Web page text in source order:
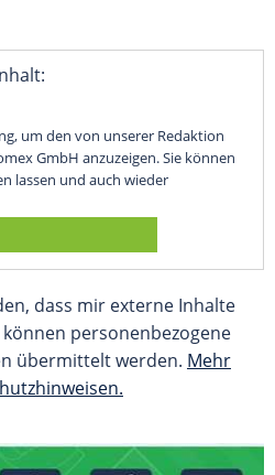
um den von unserer Redaktion
GmbH anzuzeigen. Sie können
lassen und auch wieder
dass mir externe Inhalte
personenbezogene
übermittelt werden. Mehr